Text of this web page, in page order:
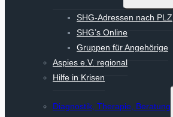
SHG-Adressen nach PLZ
SHG’s Online
Gruppen für Angehörige
Aspies e.V. regional
Hilfe in Krisen
Diagnostik, Therapie, Beratung